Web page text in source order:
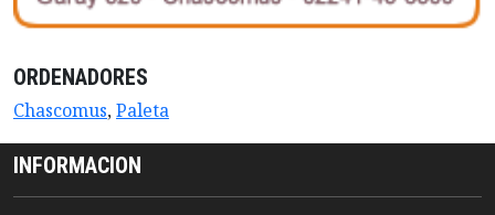
ORDENADORES
Chascomus,Paleta
INFORMACION